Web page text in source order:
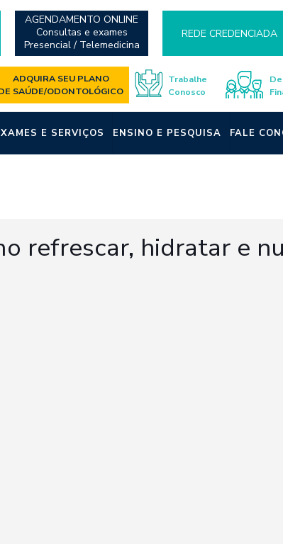
AGENDAMENTO ONLINE
Consultas e exames
Presencial / Telemedicina
REDE CREDENCIADA
ADQUIRA SEU PLANO
SAÚDE/ODONTOLÓGICO
Trabalhe
Conosco
E SERVIÇOS ENSINO E PESQUISA FALE
refrescar, hidratar e